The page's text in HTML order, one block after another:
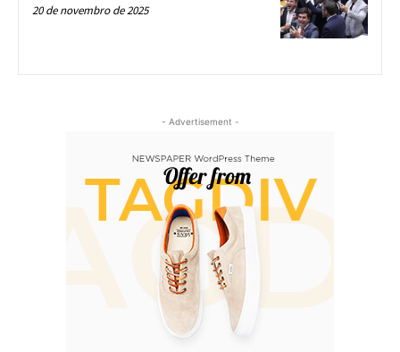
20 de novembro de 2025
- Advertisement -